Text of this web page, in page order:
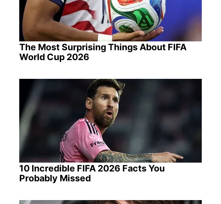
The Most Surprising Things About FIFA
World Cup 2026
10 Incredible FIFA 2026 Facts You
Probably Missed